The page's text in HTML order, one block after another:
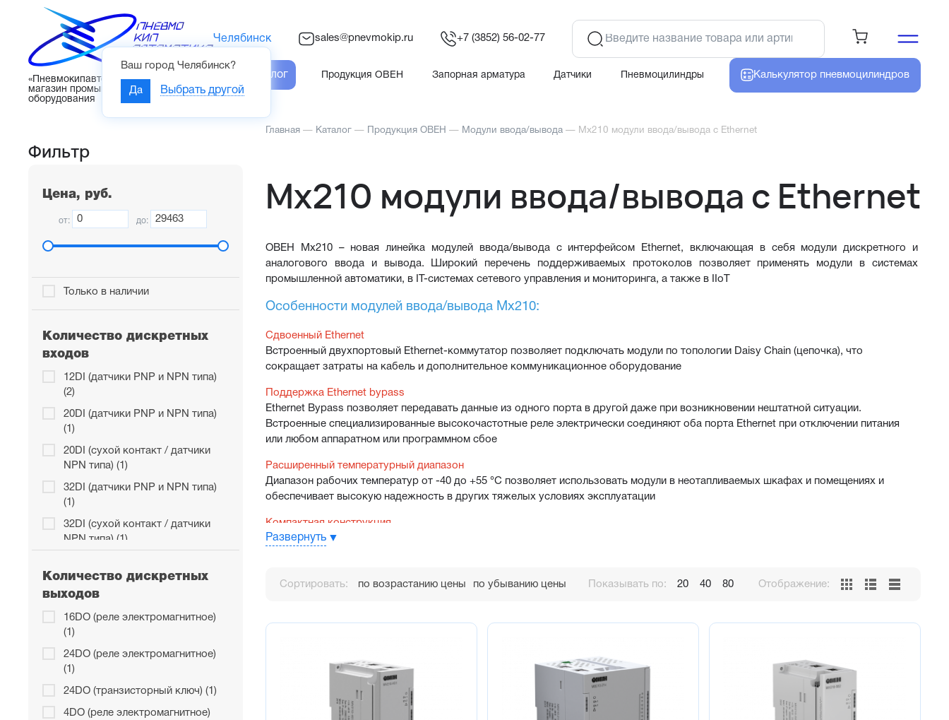
«Пневмокипавтоматика» – интернет-
магазин промышленного
оборудования
Челябинск
Ваш город Челябинск?
Да Выбрать другой
sales@pnevmokip.ru +7 (3852) 56-02-77
Каталог Продукция ОВЕН Запорная арматура Датчики Пневмоцилиндры Калькулятор пневмоцилиндров
Фильтр
Цена, руб.
от: до:
Только в наличии
Количество дискретных
входов
12DI (датчики PNP и NPN типа)
(2)
20DI (датчики PNP и NPN типа)
(1)
20DI (сухой контакт / датчики
NPN типа) (1)
32DI (датчики PNP и NPN типа)
(1)
32DI (сухой контакт / датчики
NPN типа) (1)
NPN типа) (2)
9DI (сигнал ~230В) + 6DI (сухой
контакт / датчики NPN типа) (1)
Количество дискретных
выходов
16DO (реле электромагнитное)
(1)
24DO (реле электромагнитное)
(1)
24DO (транзисторный ключ) (1)
4DO (реле электромагнитное)
Главная — Каталог — Продукция ОВЕН — Модули ввода/вывода — Мх210 модули ввода/вывода с Ethernet
Мх210 модули ввода/вывода с Ethernet
ОВЕН Мх210 – новая линейка модулей ввода/вывода с интерфейсом Ethernet, включающая в себя модули дискретного и
аналогового ввода и вывода. Широкий перечень поддерживаемых протоколов позволяет применять модули в системах
промышленной автоматики, в IT-системах сетевого управления и мониторинга, а также в IIoT
Особенности модулей ввода/вывода Мх210:
Сдвоенный Ethernet
Встроенный двухпортовый Ethernet-коммутатор позволяет подключать модули по топологии Daisy Chain (цепочка), что
сокращает затраты на кабель и дополнительное коммуникационное оборудование
Поддержка Ethernet bypass
Ethernet Bypass позволяет передавать данные из одного порта в другой даже при возникновении нештатной ситуации.
Встроенные специализированные высокочастотные реле электрически соединяют оба порта Ethernet при отключении питания
или любом аппаратном или программном сбое
Расширенный температурный диапазон
Диапазон рабочих температур от -40 до +55 °С позволяет использовать модули в неотапливаемых шкафах и помещениях и
обеспечивает высокую надежность в других тяжелых условиях эксплуатации
Компактная конструкция
Благодаря вертикальной ориентации съемных винтовых клеммников модули стали компактнее – всего 2,5U на DIN-рейке. Это
предусмотрен канал для укладки кабелей
Линейка получила универсальный конфигуратор с современным дизайном. Конфигуратор поддерживает работу с группой
Интерфейсы для настройки
Конфигурирование осуществляется по Ethernet или USB (разъем типа microUSB). При подключении по USB внешнее питание
модуля не требуется. Подключение по Ethernet позволяет работать с группой модулей
Развернуть
Сортировать: по возрастанию цены по убыванию цены Показывать по: 20 40 80 Отображение: